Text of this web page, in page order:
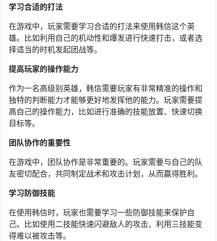
学习合适的打法
在游戏中，玩家需要学习合适的打法来使用韩信这个英
雄。比如利用自己的机动性和爆发进行快速打击，或者选
择适当的时机发起团战等。
提高玩家的操作能力
作为一名高级别英雄，韩信需要玩家有非常精准的操作和
独特的判断能力才能够更好地发挥他的能力。玩家需要提
高自己的操作能力，比如进行准确的技能放置、快速切换
目标等。
团队协作的重要性
在游戏中，团队协作是非常重要的。玩家需要与自己的队
友密切配合，共同制定战术和攻击计划，从而赢得胜利。
学习防御技能
在使用韩信时，玩家也需要学习一些防御技能来保护自
己。比如使用二技能快速闪避敌人的攻击、利用三技能变
得难以被攻击等。